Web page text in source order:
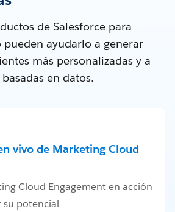
de Salesforce para
ayudarlo a generar
más personalizadas y a
en datos.
vivo de Marketing Cloud
Cloud Engagement en acción
su potencial